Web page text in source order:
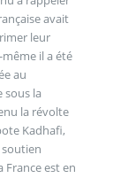
avait
leur
il a été
au
sous la
la révolte
Kadhafi,
soutien
France est en